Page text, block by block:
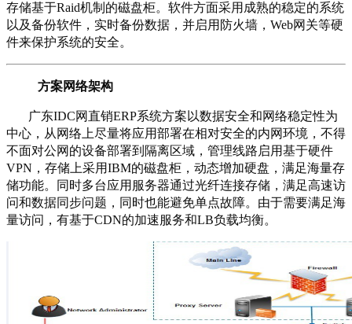
存储基于Raid机制的磁盘柜。软件方面采用成熟的稳定的系统
以及备份软件，实时备份数据，并启用防火墙，Web网关等硬
件来保护系统的安全。
方案网络架构
广东IDC网直销ERP系统方案以数据安全和网络稳定性为
中心，从网络上尽量将应用部署在相对安全的内网环境，不得
不面对公网的设备部署到隔离区域，管理线路启用基于硬件
VPN，存储上采用IBM的磁盘柜，动态增加硬盘，满足海量存
储功能。同时多台应用服务器通过光纤连接存储，满足高速访
问和数据同步问题，同时也能避免单点故障。由于需要满足海
量访问，有基于CDN的加速服务和LB负载均衡。